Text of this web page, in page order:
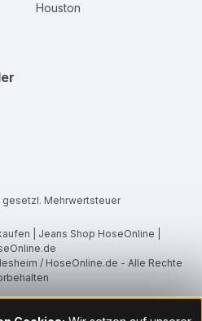
Houston
gesetzl. Mehrwertsteuer
| Jeans Shop HoseOnline |
/ HoseOnline.de - Alle Rechte